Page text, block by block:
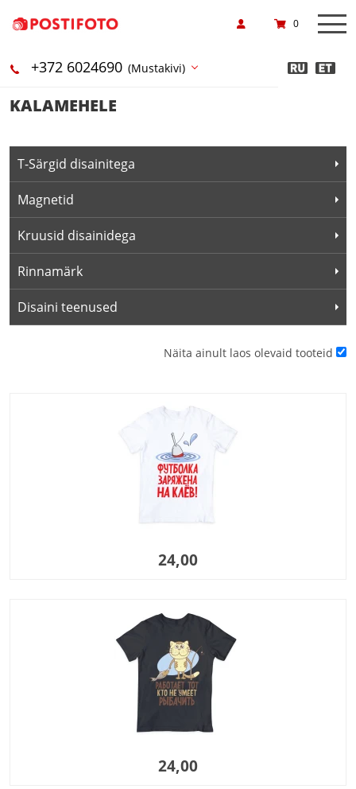
+372 6024690 (Mustakivi)
0
KALAMEHELE
T-Särgid disainitega
Magnetid
Kruusid disainidega
Rinnamärk
Disaini teenused
Näita ainult laos olevaid tooteid
24,00
24,00